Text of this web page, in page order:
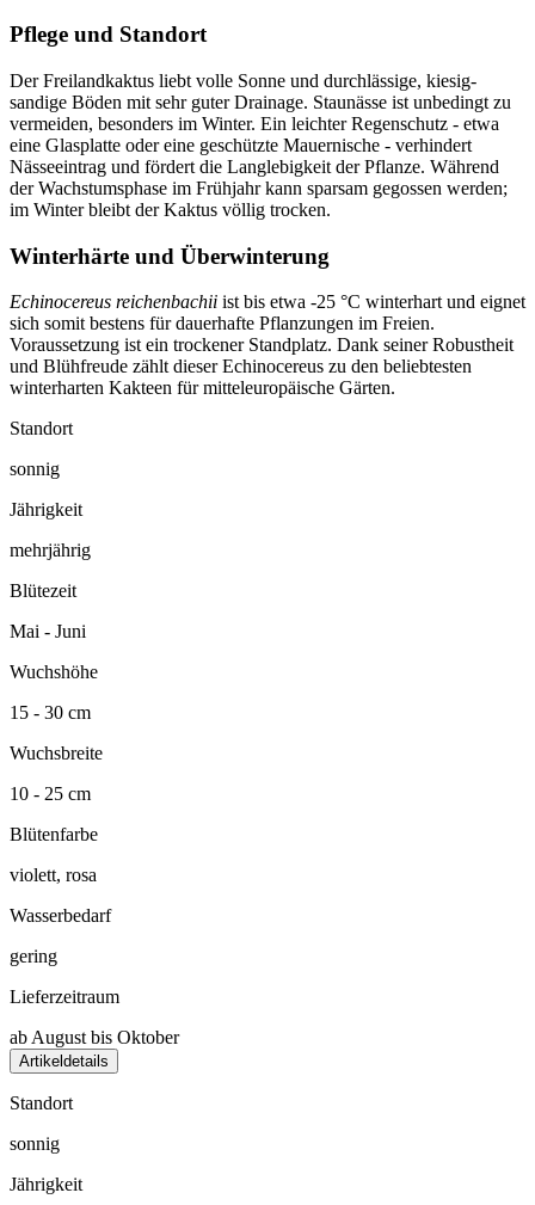
Pflege und Standort
Der Freilandkaktus liebt volle Sonne und durchlässige, kiesig-
sandige Böden mit sehr guter Drainage. Staunässe ist unbedingt zu
vermeiden, besonders im Winter. Ein leichter Regenschutz - etwa
eine Glasplatte oder eine geschützte Mauernische - verhindert
Nässeeintrag und fördert die Langlebigkeit der Pflanze. Während
der Wachstumsphase im Frühjahr kann sparsam gegossen werden;
im Winter bleibt der Kaktus völlig trocken.
Winterhärte und Überwinterung
Echinocereus reichenbachii ist bis etwa -25 °C winterhart und eignet
sich somit bestens für dauerhafte Pflanzungen im Freien.
Voraussetzung ist ein trockener Standplatz. Dank seiner Robustheit
und Blühfreude zählt dieser Echinocereus zu den beliebtesten
winterharten Kakteen für mitteleuropäische Gärten.
Standort
sonnig
Jährigkeit
mehrjährig
Blütezeit
Mai - Juni
Wuchshöhe
15 - 30 cm
Wuchsbreite
10 - 25 cm
Blütenfarbe
violett, rosa
Wasserbedarf
gering
Lieferzeitraum
ab August bis Oktober
Artikeldetails
Standort
sonnig
Jährigkeit